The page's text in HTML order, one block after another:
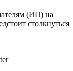
(ИП) на
столкнуться